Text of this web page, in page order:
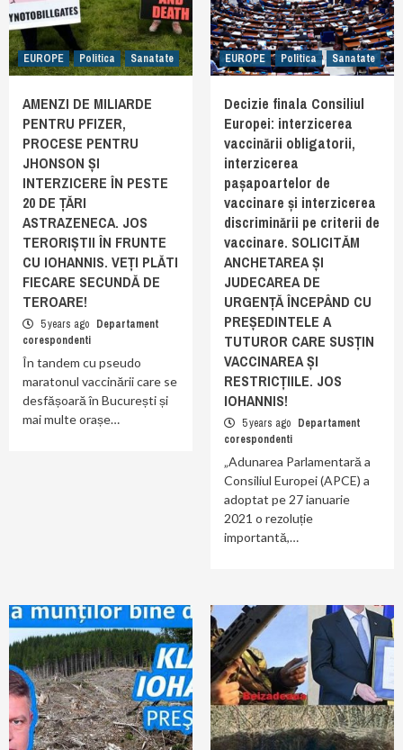
EUROPE Politica Sanatate
AMENZI DE MILIARDE
PENTRU PFIZER,
PROCESE PENTRU
JHONSON ȘI
INTERZICERE ÎN PESTE
20 DE ȚĂRI
ASTRAZENECA. JOS
TERORIȘTII ÎN FRUNTE
CU IOHANNIS. VEȚI PLĂTI
FIECARE SECUNDĂ DE
TEROARE!
5 years ago Departament
corespondenti
În tandem cu pseudo
maratonul vaccinării care se
desfășoară în București și
mai multe orașe…
EUROPE Politica Sanatate
Decizie finala Consiliul
Europei: interzicerea
vaccinării obligatorii,
interzicerea
pașapoartelor de
vaccinare și interzicerea
discriminării pe criterii de
vaccinare. SOLICITĂM
ANCHETAREA ȘI
JUDECAREA DE
URGENȚĂ ÎNCEPÂND CU
PREȘEDINTELE A
TUTUROR CARE SUSȚIN
VACCINAREA ȘI
RESTRICȚIILE. JOS
IOHANNIS!
5 years ago Departament
corespondenti
„Adunarea Parlamentară a
Consiliul Europei (APCE) a
adoptat pe 27 ianuarie
2021 o rezoluție
importantă,…